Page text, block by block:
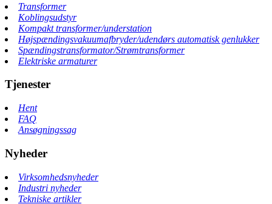
Transformer
Koblingsudstyr
Kompakt transformer/understation
Højspændingsvakuumafbryder/udendørs automatisk genlukker
Spændingstransformator/Strømtransformer
Elektriske armaturer
Tjenester
Hent
FAQ
Ansøgningssag
Nyheder
Virksomhedsnyheder
Industri nyheder
Tekniske artikler